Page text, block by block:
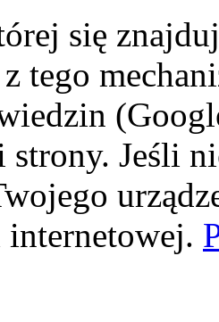
się
tego
strony. Jeśli